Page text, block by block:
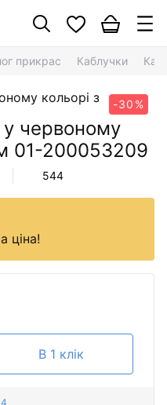
прикрас Каблучки
-30%
у червоному
01-200053209
544
ціна!
В 1 клік
4